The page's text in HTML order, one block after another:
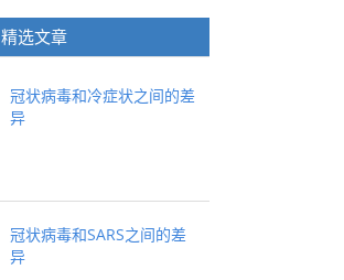
精选文章
冠状病毒和冷症状之间的差
异
冠状病毒和SARS之间的差
异